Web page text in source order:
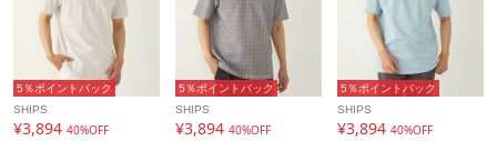
5％ポイントバック
SHIPS
¥3,894 40%OFF
5％ポイントバック
SHIPS
¥3,894 40%OFF
5％ポイントバック
SHIPS
¥3,894 40%OFF